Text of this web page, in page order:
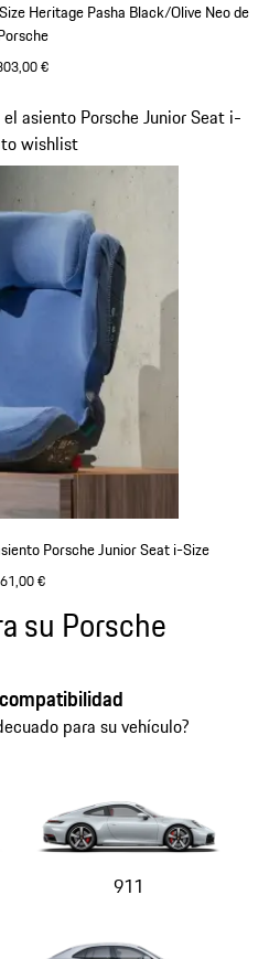
Heritage Pasha Black/Olive Neo de
€
Porsche Junior Seat i-Size
61,00 €
asiento Porsche Junior Seat i-
wishlist
su Porsche
para su vehículo?
911